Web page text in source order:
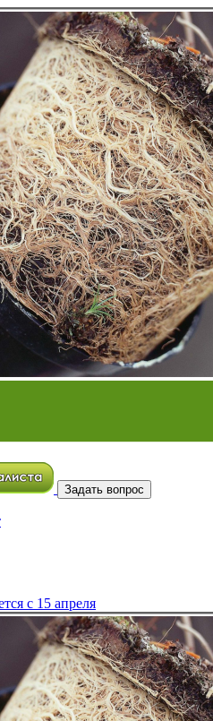
Задать вопрос
с 15 апреля